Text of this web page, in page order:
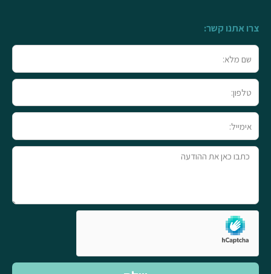
צרו אתנו קשר:
מלא
טלפון
טקסט